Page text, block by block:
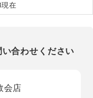
在
合わせください
会店